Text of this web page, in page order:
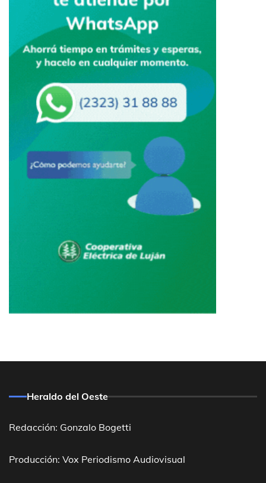
Heraldo del Oeste
Redacción: Gonzalo Bogetti
Producción: Vox Periodismo Audiovisual